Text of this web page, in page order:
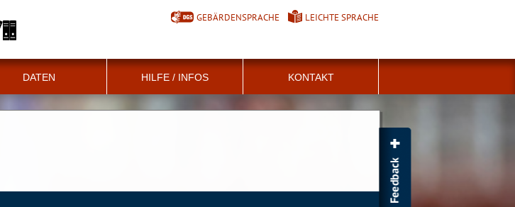
GEBÄRDENSPRACHE LEICHTE SPRACHE
DATEN HILFE / INFOS KONTAKT